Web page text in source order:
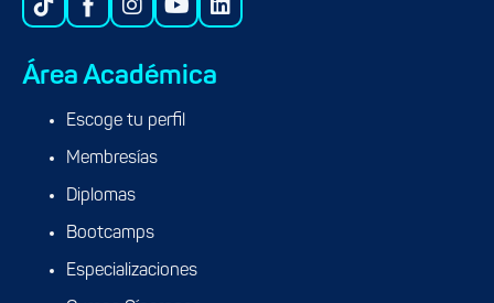
Área Académica
Escoge tu perfil
Membresías
Diplomas
Bootcamps
Especializaciones